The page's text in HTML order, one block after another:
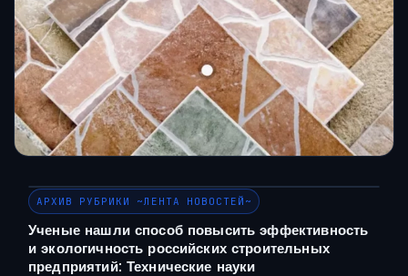
АРХИВ РУБРИКИ ~ЛЕНТА НОВОСТЕЙ~
Ученые нашли способ повысить эффективность
и экологичность российских строительных
предприятий: Технические науки